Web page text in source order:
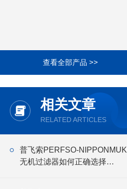
查看全部产品 >>
相关文章
RELATED ARTICLES
普飞索PERFSO-NIPPONMUKI
无机过滤器如何正确选择